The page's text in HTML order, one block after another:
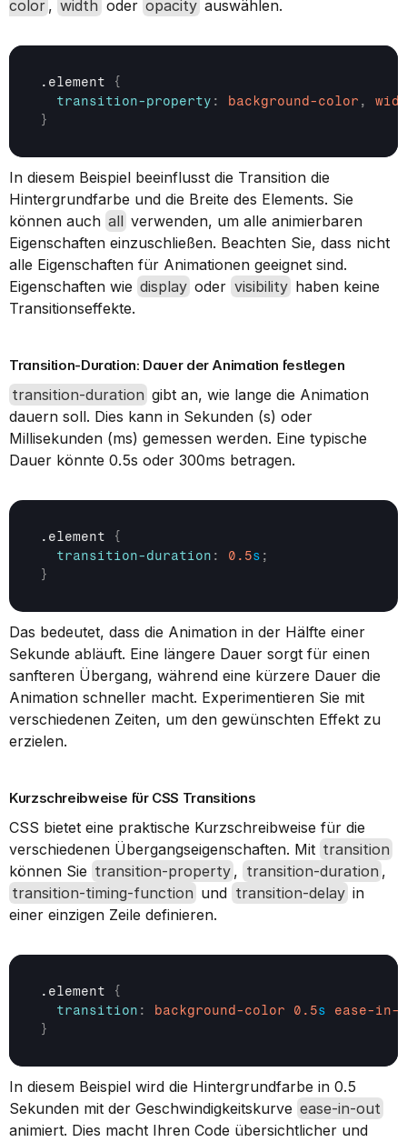
color , width oder opacity auswählen.
.element
{
transition-property : background-color ,
}
In diesem Beispiel beeinflusst die Transition die
Hintergrundfarbe und die Breite des Elements. Sie
können auch all verwenden, um alle animierbaren
Eigenschaften einzuschließen. Beachten Sie, dass nicht
alle Eigenschaften für Animationen geeignet sind.
Eigenschaften wie display oder visibility haben keine
Transitionseffekte.
Transition-Duration: Dauer der Animation festlegen
transition-duration gibt an, wie lange die Animation
dauern soll. Dies kann in Sekunden (s) oder
Millisekunden (ms) gemessen werden. Eine typische
Dauer könnte 0.5s oder 300ms betragen.
.element
{
transition-duration : 0.5s ;
}
Das bedeutet, dass die Animation in der Hälfte einer
Sekunde abläuft. Eine längere Dauer sorgt für einen
sanfteren Übergang, während eine kürzere Dauer die
Animation schneller macht. Experimentieren Sie mit
verschiedenen Zeiten, um den gewünschten Effekt zu
erzielen.
Kurzschreibweise für CSS Transitions
CSS bietet eine praktische Kurzschreibweise für die
verschiedenen Übergangseigenschaften. Mit transition
können Sie transition-property , transition-duration
transition-timing-function und transition-delay in
einer einzigen Zeile definieren.
.element
{
transition : background-color 0.5s
ease-in-
}
In diesem Beispiel wird die Hintergrundfarbe in 0.5
Sekunden mit der Geschwindigkeitskurve ease-in-out
animiert. Dies macht Ihren Code übersichtlicher und